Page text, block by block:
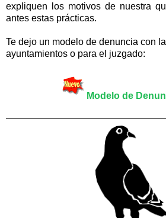
expliquen los motivos de nuestra
antes estas prácticas.
Te dejo un modelo de denuncia con
ayuntamientos o para el juzgado:
Modelo de